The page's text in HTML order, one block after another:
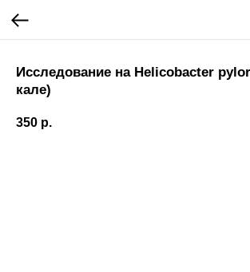
Исследование на Helicobacter
кале)
350 р.